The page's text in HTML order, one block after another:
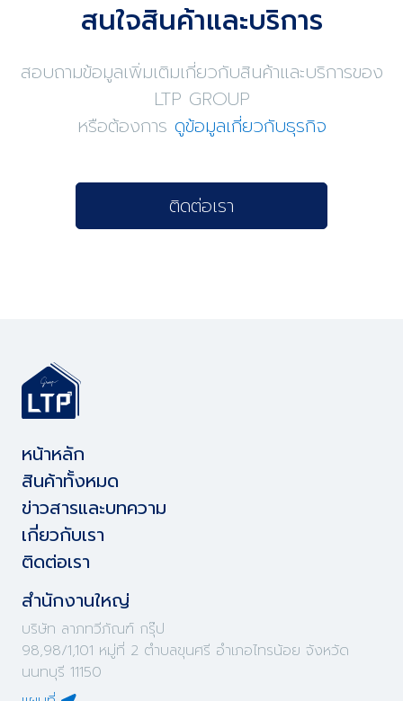
สนใจสินค้าและบริการ
สอบถามข้อมูลเพิ่มเติมเกี่ยวกับสินค้าและบริการของ
LTP GROUP
หรือต้องการ ดูข้อมูลเกี่ยวกับธุรกิจ
ติดต่อเรา
หน้าหลัก
สินค้าทั้งหมด
ข่าวสารและบทความ
เกี่ยวกับเรา
ติดต่อเรา
สำนักงานใหญ่
บริษัท ลาภทวีภัณฑ์ กรุ๊ป
98,98/1,101 หมู่ที่ 2 ตำบลขุนศรี อำเภอไทรน้อย จังหวัด
นนทบุรี 11150